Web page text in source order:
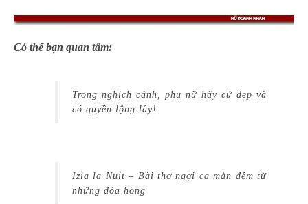
Có thể bạn quan tâm:
Trong nghịch cảnh, phụ nữ hãy cứ đẹp và
có quyền lộng lẫy!
Izia la Nuit – Bài thơ ngợi ca màn đêm từ
những đóa hồng